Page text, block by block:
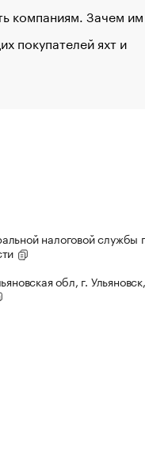
компаниям. Зачем
покупателей яхт и
налоговой службы
обл, г.